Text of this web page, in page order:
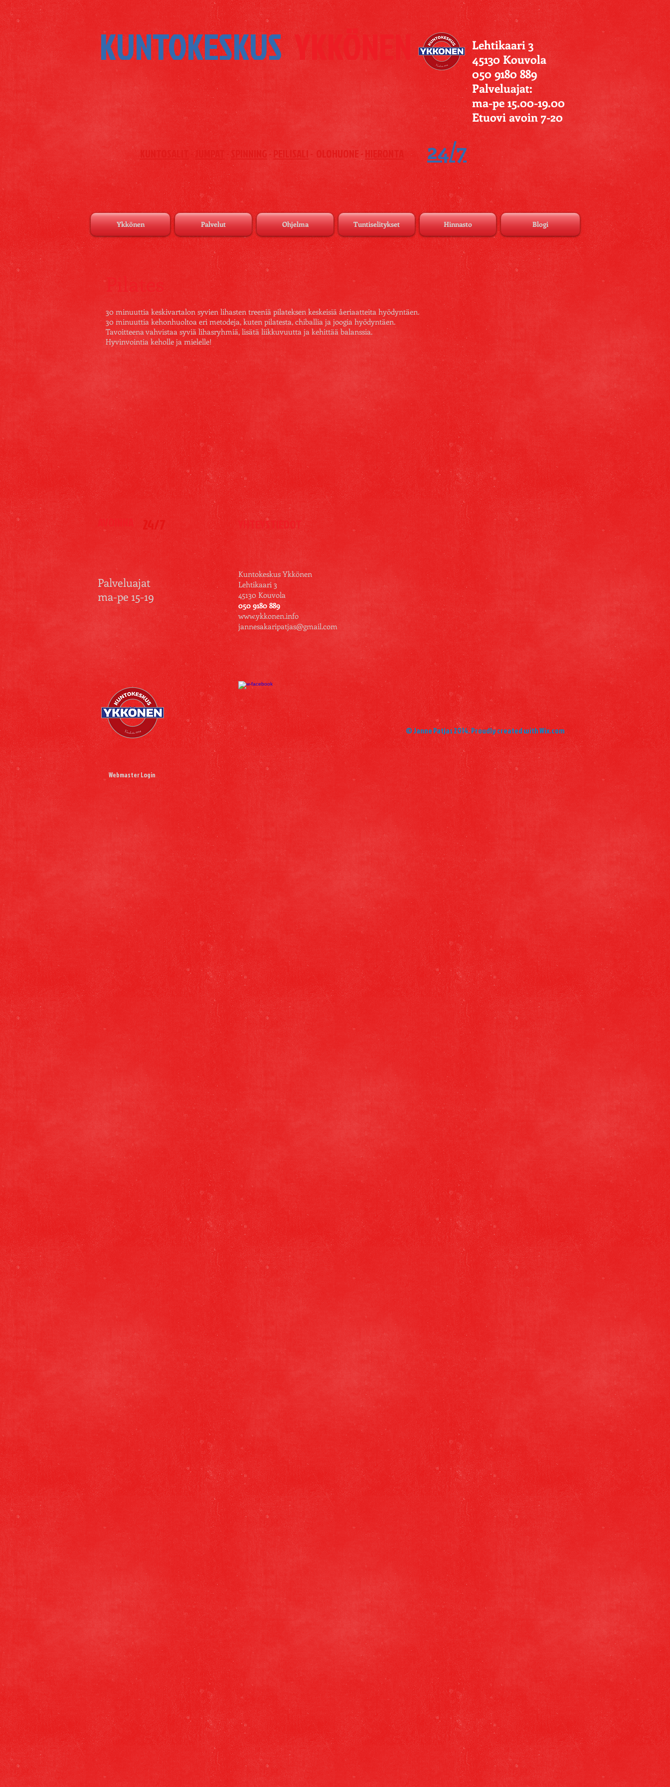
KUNTOKESKUS YKKÖNEN
KUNTOSALIT - JUMPAT -SPINNING - PEILISALI - OLOHUONE -HIERONTA 24/7
Lehtikaari 3
45130 Kouvola
050 9180 889
Palveluajat:
ma-pe 15.00-19.00
Etuovi avoin 7-20
Ykkönen Palvelut Ohjelma Tuntiselitykset Hinnasto Blogi
Pilates
30 minuuttia keskivartalon syvien lihasten treeniä pilateksen keskeisiä åeriaatteita hyödyntäen.
30 minuuttia kehonhuoltoa eri metodeja, kuten pilatesta, chiballia ja joogia hyödyntäen.
Tavoitteena vahvistaa syviä lihasryhmiä, lisätä liikkuvuutta ja kehittää balanssia.
Hyvinvointia keholle ja mielelle!
AVOINNA 24/7 YHTEYSTIEDOT
Palveluajat
ma-pe 15-19
Kuntokeskus Ykkönen
Lehtikaari 3
45130 Kouvola
050 9180 889
www.ykkonen.info
jannesakaripatjas@gmail.com
© Janne Patjas 2014. Proudly created with Wix.com
Webmaster Login